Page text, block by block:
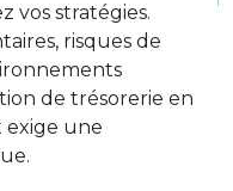
vos stratégies.
risques de
de trésorerie en
exige une